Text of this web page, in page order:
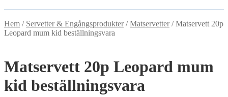
Hem / Servetter & Engångsprodukter/Matservetter/Matservett 20p
Leopard mum kid beställningsvara
Matservett 20p Leopard mum
kid beställningsvara